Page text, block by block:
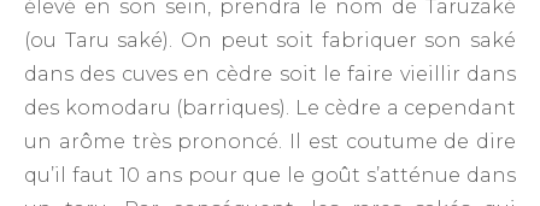
élevé en son sein, prendra le nom de Taruzaké
(ou Taru saké). On peut soit fabriquer son saké
dans des cuves en cèdre soit le faire vieillir dans
des komodaru (barriques). Le cèdre a cependant
un arôme très prononcé. Il est coutume de dire
qu’il faut 10 ans pour que le goût s’atténue dans